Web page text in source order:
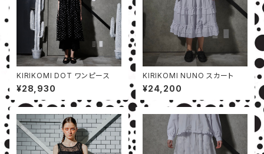
KIRIKOMI DOT ワンピース
¥28,930
KIRIKOMI NUNO スカート
¥24,200